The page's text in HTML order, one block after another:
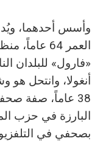
وأسس أحدهما،
العمر 64
«فارول» للبلدان
أنغولا، وانتحل هو
38 عاماً، صفة
البارزة في حزب
بصحفي في